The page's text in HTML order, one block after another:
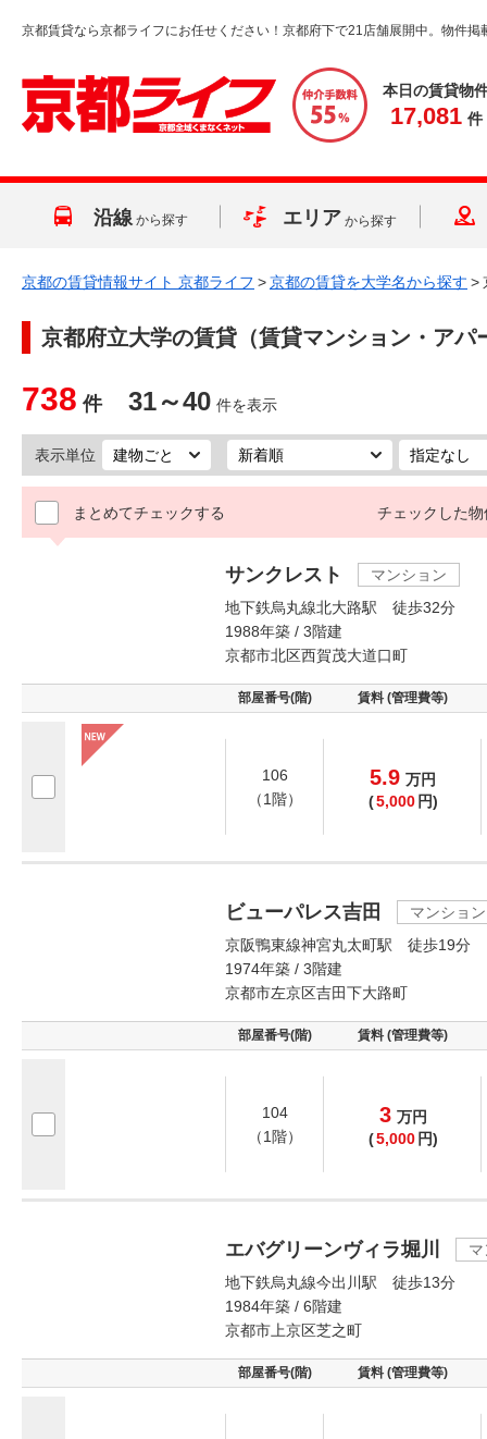
京都賃貸なら京都ライフにお任せください！京都府下で21店舗展開中。物件掲
本日の賃貸物
17,081 件
沿線 から探す エリア から探す
京都の賃貸情報サイト 京都ライフ >京都の賃貸を大学名から探す >
京都府立大学の賃貸（賃貸マンション・アパ
738 件 31～40 件を表示
表示単位
まとめてチェックする チェックした物
サンクレスト
マンション
地下鉄烏丸線北大路駅 徒歩32分
1988年築 / 3階建
京都市北区西賀茂大道口町
部屋番号(階) 賃料 (管理費等)
106
（1階）
5.9 万円
(5,000 円)
ビューパレス吉田
マンション
京阪鴨東線神宮丸太町駅 徒歩19分
1974年築 / 3階建
京都市左京区吉田下大路町
部屋番号(階) 賃料 (管理費等)
104
（1階）
3 万円
(5,000 円)
エバグリーンヴィラ堀川
地下鉄烏丸線今出川駅 徒歩13分
1984年築 / 6階建
京都市上京区芝之町
部屋番号(階) 賃料 (管理費等)